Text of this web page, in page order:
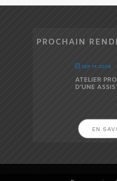
PROCHAIN
SEP 14 2026
ATELIER
D’UNE
EN